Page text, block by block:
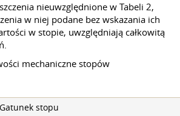
nieuwzględnione w Tabeli 2,
w niej podane bez wskazania ich
w stopie, uwzględniają całkowitą
mechaniczne stopów
Gatunek stopu